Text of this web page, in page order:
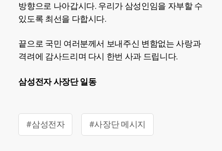
방향으로 나아갑시다. 우리가 삼성인임을 자부할 수
있도록 최선을 다합시다.
끝으로 국민 여러분께서 보내주신 변함없는 사랑과
격려에 감사드리며 다시 한번 사과 드립니다.
삼성전자 사장단 일동
#삼성전자 #사장단 메시지